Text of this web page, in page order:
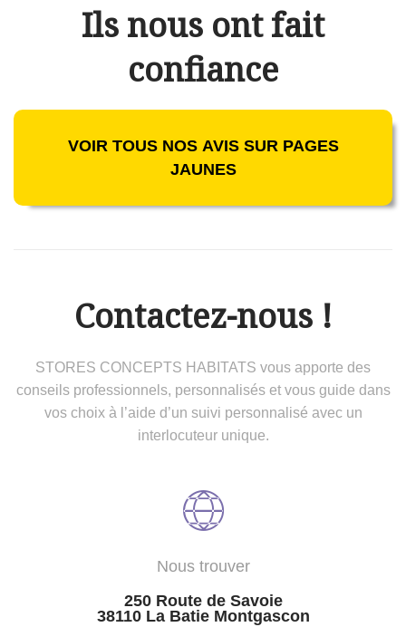
Ils nous ont fait
confiance
VOIR TOUS NOS AVIS SUR PAGES
JAUNES
Contactez-nous !
STORES CONCEPTS HABITATS vous apporte des
conseils professionnels, personnalisés et vous guide dans
vos choix à l’aide d’un suivi personnalisé avec un
interlocuteur unique.
Nous trouver
250 Route de Savoie
38110 La Batie Montgascon